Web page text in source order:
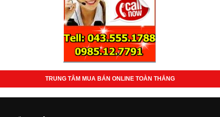
TRUNG TÂM MUA BÁN ONLINE TOÀN THẮNG